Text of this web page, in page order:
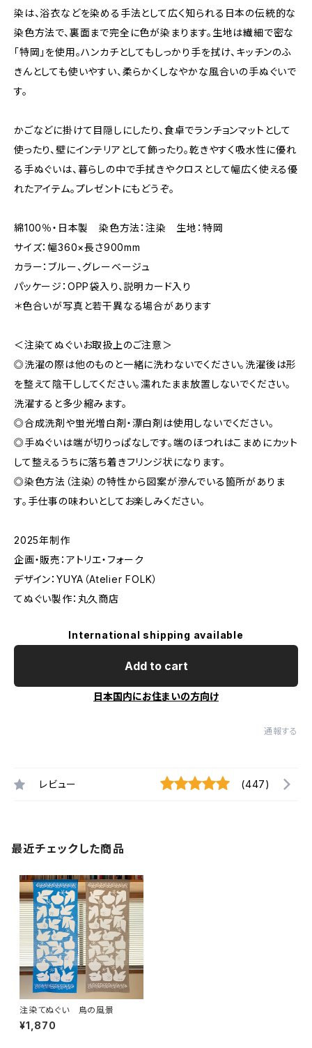
染は、浴衣などを染める手法として広く知られる日本の伝統的な
染色方法で、裏面まで完全に色が染まります。生地は繊細で密な
「特岡」を使用。ハンカチとしてもしっかり手を拭け、キッチンのふ
きんとしても使いやすい、柔らかくしなやかな風合いの手ぬぐいで
す。
かごなどに掛けて目隠しにしたり、食卓でランチョンマットとして
使ったり、壁にインテリアとして飾ったり。乾きやすく吸水性に優れ
る手ぬぐいは、暮らしの中で手拭きやクロスとして幅広く使える優
れたアイテム。プレゼントにもどうぞ。
綿100％・日本製 染色方法：注染 生地：特岡
サイズ：幅360×長さ900mm
カラー：ブルー、グレーベージュ
パッケージ：OPP袋入り、説明カード入り
＊色合いが写真と若干異なる場合があります
＜注染てぬぐいお取扱上のご注意＞
◎洗濯の際は他のものと一緒に洗わないでください。洗濯後は形
を整えて陰干ししてください。濡れたまま放置しないでください。
洗濯すると多少縮みます。
◎合成洗剤や蛍光増白剤・漂白剤は使用しないでください。
◎手ぬぐいは端が切りっぱなしです。端のほつれはこまめにカット
して整えるうちに落ち着きフリンジ状になります。
◎染色方法（注染）の特性から図案が滲んでいる箇所がありま
す。手仕事の味わいとしてお楽しみください。
2025年制作
企画・販売：アトリエ・フォーク
デザイン：YUYA（Atelier FOLK）
てぬぐい製作：丸久商店
International shipping available
Add to cart
日本国内にお住まいの方向け
通報する
レビュー (447)
最近チェックした商品
注染てぬぐい 鳥の風景
¥1,870